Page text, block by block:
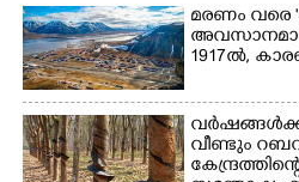
മരണം വരെ
1917ൽ,
വീണ്ടും